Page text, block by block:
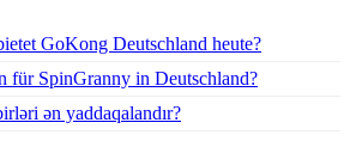
GoKong Deutschland heute?
für SpinGranny in Deutschland?
ən yaddaqalandır?